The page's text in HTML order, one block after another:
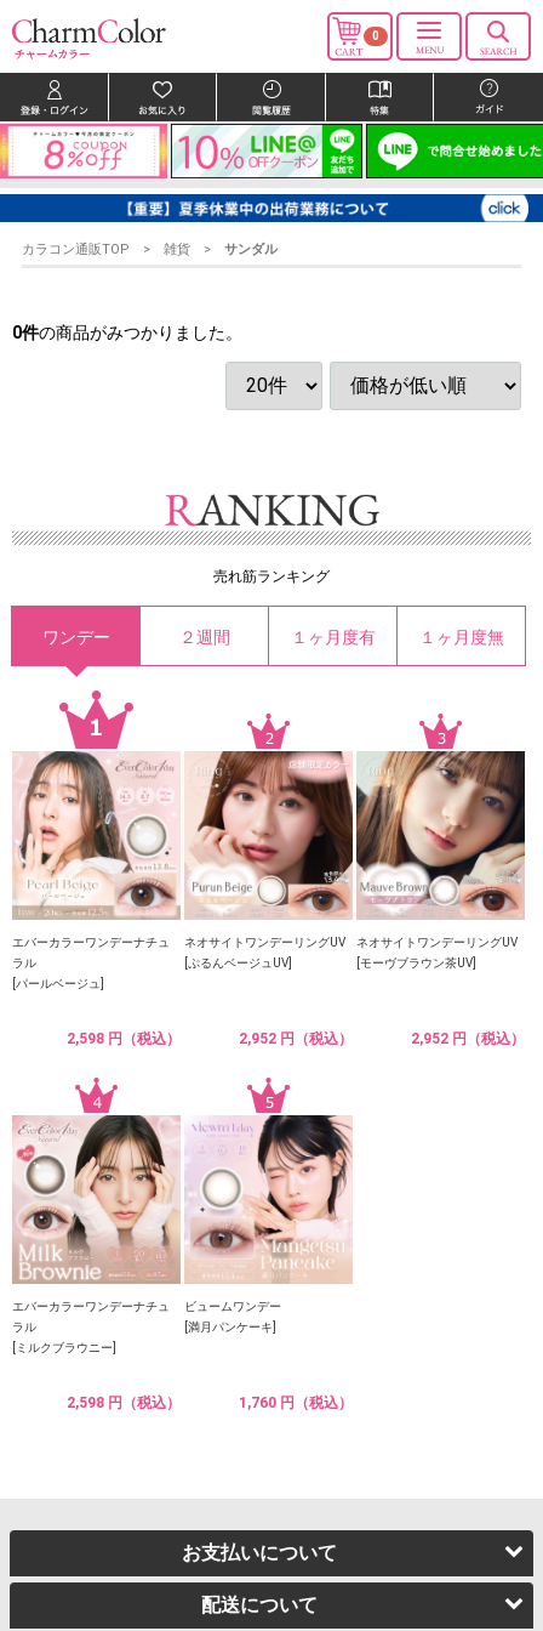
0
カラコン通販TOP 雑貨 サンダル
0件の商品がみつかりました。
売れ筋ランキング
ワンデー ２週間 １ヶ月度有 １ヶ月度無
エバーカラーワンデーナチュ
ラル
[パールベージュ]
2,598 円（税込）
ネオサイトワンデーリングUV
[ぷるんベージュUV]
2,952 円（税込）
ネオサイトワンデーリングUV
[モーヴブラウン茶UV]
2,952 円（税込）
エバーカラーワンデーナチュ
ラル
[ミルクブラウニー]
2,598 円（税込）
ビュームワンデー
[満月パンケーキ]
1,760 円（税込）
お支払いについて
配送について